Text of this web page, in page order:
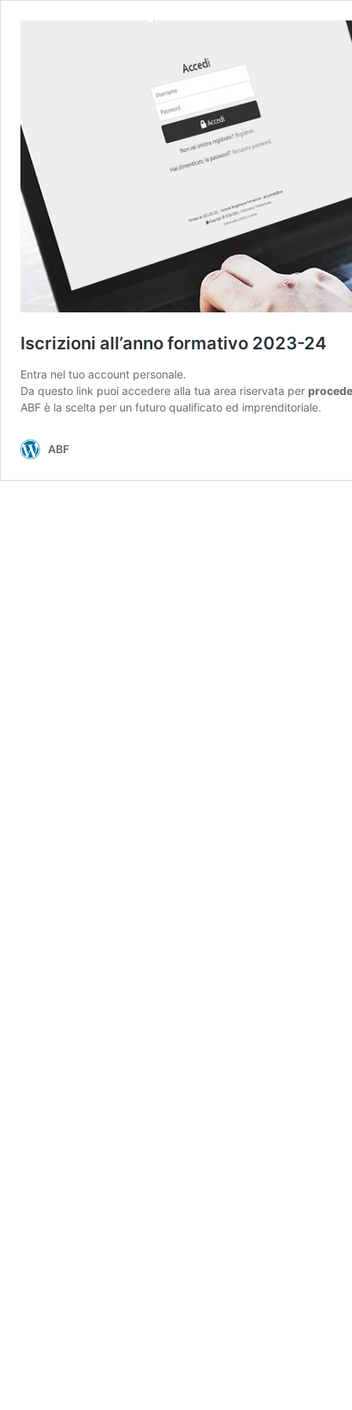
Iscrizioni all’anno formativo 2023-24
Entra nel tuo account personale.
Da questo link puoi accedere alla tua area riservata per
ABF è la scelta per un futuro qualificato ed imprenditoriale.
ABF